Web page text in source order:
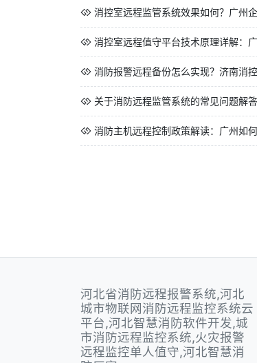
消控室远程监管系统效果如何？广州
消控室远程值守平台技术原理详解：
消防报警远程备份怎么实现？济南消
关于消防远程监管系统的常见问题解
消防主机远程控制政策解读：广州如
河北省消防远程报警系统,河北
城市物联网消防远程监控系统云
平台,河北智慧消防软件开发,城
市消防远程监控系统,火灾报警
远程监控单人值守,河北智慧消